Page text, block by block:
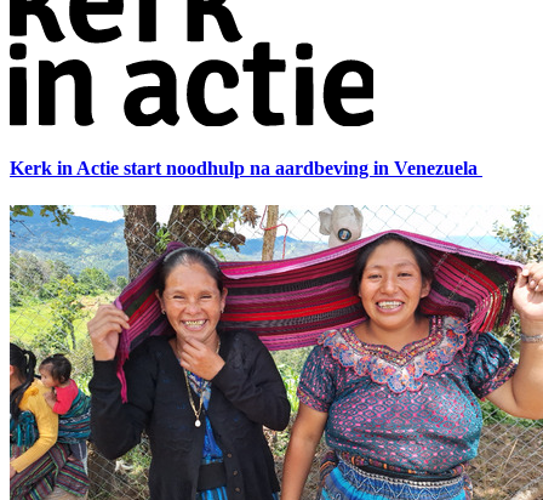
Kerk in Actie start noodhulp na aardbeving in Venezuela